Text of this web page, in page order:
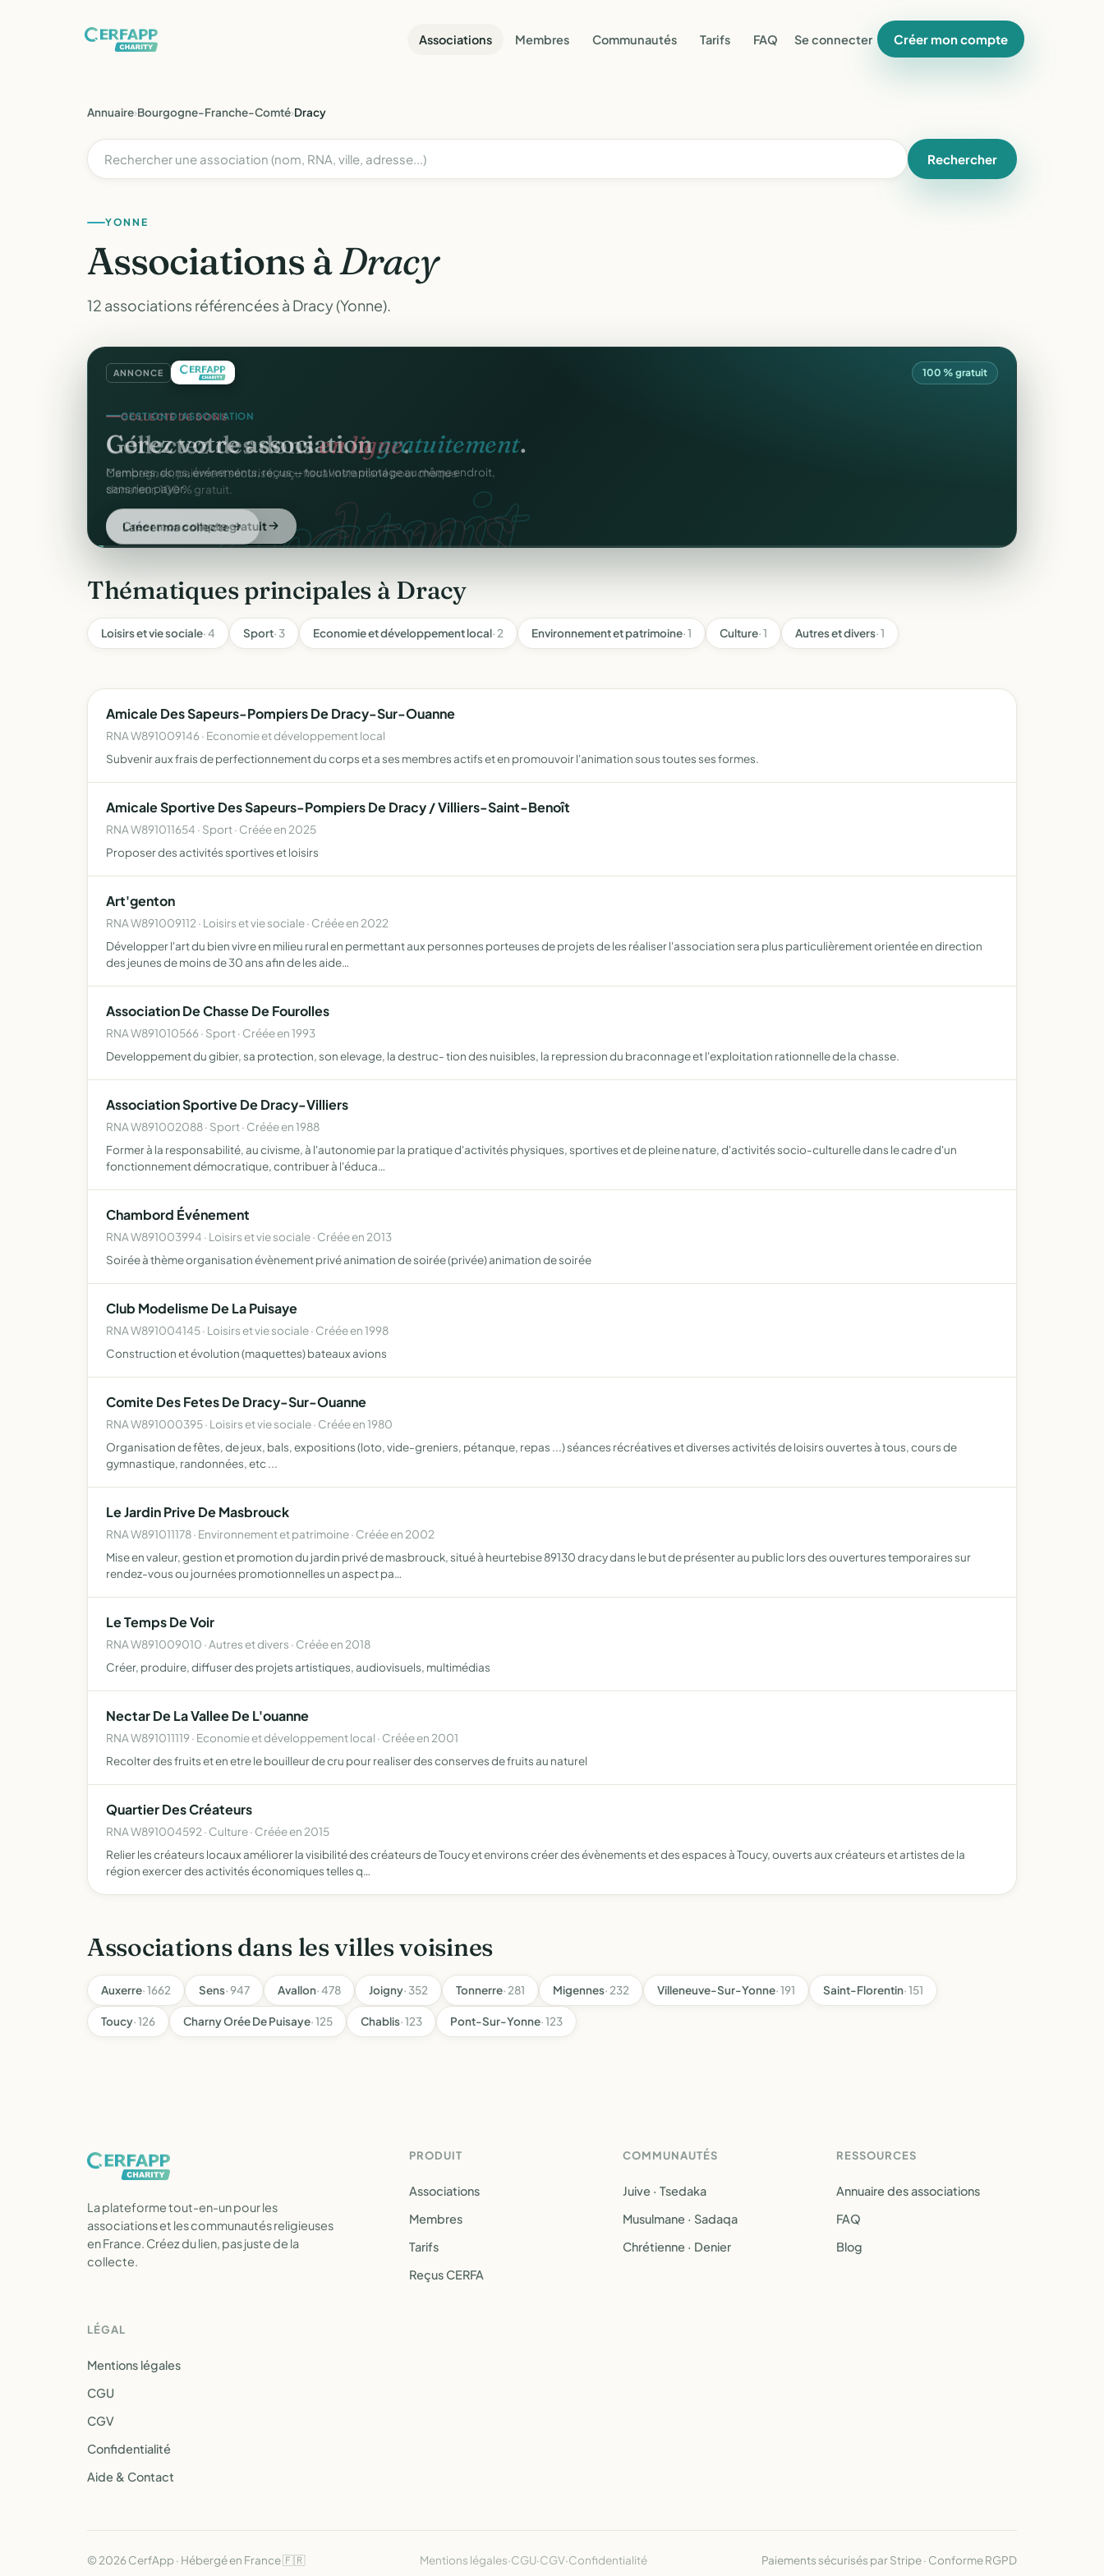
Associations Membres Communautés Tarifs FAQ Se connecter Créer mon compte
Annuaire›Bourgogne-Franche-Comté›Dracy
Rechercher
YONNE
Associations àDracy
12 associations référencées à Dracy (Yonne).
ANNONCE 100 % gratuit
dons.
COLLECTE DE DONS
Collectez des donsen ligne.
Campagnes, paiement sécurisé, reçu fiscal instantané pour chaque
donateur. 100 % gratuit.
Lancer ma collecte
Thématiques principales à Dracy
Loisirs et vie sociale· 4 Sport· 3 Economie et développement local· 2 Environnement et patrimoine· 1 Culture· 1 Autres et divers· 1
Amicale Des Sapeurs-Pompiers De Dracy-Sur-Ouanne
RNA W891009146 · Economie et développement local
Subvenir aux frais de perfectionnement du corps et a ses membres actifs et en promouvoir l'animation sous toutes ses formes.
Amicale Sportive Des Sapeurs-Pompiers De Dracy / Villiers-Saint-Benoît
RNA W891011654 · Sport · Créée en 2025
Proposer des activités sportives et loisirs
Art'genton
RNA W891009112 · Loisirs et vie sociale · Créée en 2022
Développer l'art du bien vivre en milieu rural en permettant aux personnes porteuses de projets de les réaliser l'association sera plus particulièrement orientée en direction
des jeunes de moins de 30 ans afin de les aide…
Association De Chasse De Fourolles
RNA W891010566 · Sport · Créée en 1993
Developpement du gibier, sa protection, son elevage, la destruc- tion des nuisibles, la repression du braconnage et l'exploitation rationnelle de la chasse.
Association Sportive De Dracy-Villiers
RNA W891002088 · Sport · Créée en 1988
Former à la responsabilité, au civisme, à l'autonomie par la pratique d'activités physiques, sportives et de pleine nature, d'activités socio-culturelle dans le cadre d'un
fonctionnement démocratique, contribuer à l'éduca…
Chambord Événement
RNA W891003994 · Loisirs et vie sociale · Créée en 2013
Soirée à thème organisation évènement privé animation de soirée (privée) animation de soirée
Club Modelisme De La Puisaye
RNA W891004145 · Loisirs et vie sociale · Créée en 1998
Construction et évolution (maquettes) bateaux avions
Comite Des Fetes De Dracy-Sur-Ouanne
RNA W891000395 · Loisirs et vie sociale · Créée en 1980
Organisation de fêtes, de jeux, bals, expositions (loto, vide-greniers, pétanque, repas ...) séances récréatives et diverses activités de loisirs ouvertes à tous, cours de
gymnastique, randonnées, etc ...
Le Jardin Prive De Masbrouck
RNA W891011178 · Environnement et patrimoine · Créée en 2002
Mise en valeur, gestion et promotion du jardin privé de masbrouck, situé à heurtebise 89130 dracy dans le but de présenter au public lors des ouvertures temporaires sur
rendez-vous ou journées promotionnelles un aspect pa…
Le Temps De Voir
RNA W891009010 · Autres et divers · Créée en 2018
Créer, produire, diffuser des projets artistiques, audiovisuels, multimédias
Nectar De La Vallee De L'ouanne
RNA W891011119 · Economie et développement local · Créée en 2001
Recolter des fruits et en etre le bouilleur de cru pour realiser des conserves de fruits au naturel
Quartier Des Créateurs
RNA W891004592 · Culture · Créée en 2015
Relier les créateurs locaux améliorer la visibilité des créateurs de Toucy et environs créer des évènements et des espaces à Toucy, ouverts aux créateurs et artistes de la
région exercer des activités économiques telles q…
Associations dans les villes voisines
Auxerre· 1662 Sens· 947 Avallon· 478 Joigny· 352 Tonnerre· 281 Migennes· 232 Villeneuve-Sur-Yonne· 191 Saint-Florentin· 151
Toucy· 126 Charny Orée De Puisaye· 125 Chablis· 123 Pont-Sur-Yonne· 123
La plateforme tout-en-un pour les
associations et les communautés religieuses
en France. Créez du lien, pas juste de la
collecte.
PRODUIT
Associations
Membres
Tarifs
Reçus CERFA
COMMUNAUTÉS
Juive · Tsedaka
Musulmane · Sadaqa
Chrétienne · Denier
RESSOURCES
Annuaire des associations
FAQ
Blog
LÉGAL
Mentions légales
CGU
CGV
Confidentialité
Aide & Contact
© 2026 CerfApp · Hébergé en France 🇫🇷 Mentions légales·CGU·CGV·Confidentialité Paiements sécurisés par Stripe · Conforme RGPD